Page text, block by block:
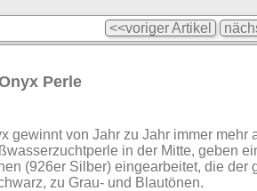
<<voriger Artikel
Perle
gewinnt von Jahr zu Jahr immer
in der Mitte, geben
(926er Silber) eingearbeitet, die
zu Grau- und Blautönen.